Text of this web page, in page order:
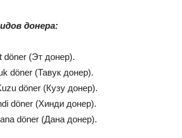
донера:
döner (Эт донер).
döner (Тавук донер).
döner (Кузу донер).
döner (Хинди донер).
döner (Дана донер).